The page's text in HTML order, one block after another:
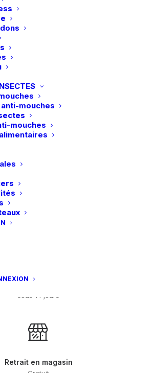
mouches
mouches
CHOIX DES OPTIONS
Bridon Concord – Espresso/Argent
269,95 €
gratuite dès 99€
en point relais
Paiements sécurisés
– MasterCard – Bancontact
sous 14 jours
Retrait en magasin